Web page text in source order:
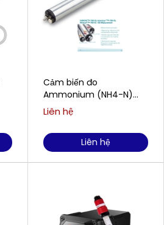
Cảm biến đo
Ammonium (NH4-N)
WTW/Xylem Analytics
AmmoLyt®Plus 700 IQ
Liên hệ
Liên hệ